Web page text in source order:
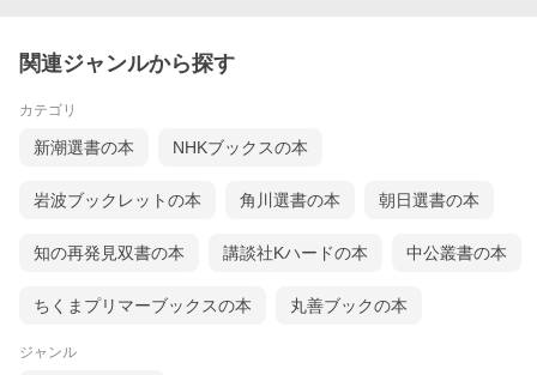
関連ジャンルから探す
カテゴリ
新潮選書の本 NHKブックスの本
岩波ブックレットの本 角川選書の本 朝日選書の本
知の再発見双書の本 講談社Kハードの本 中公叢書の本
ちくまプリマーブックスの本 丸善ブックの本
ジャンル